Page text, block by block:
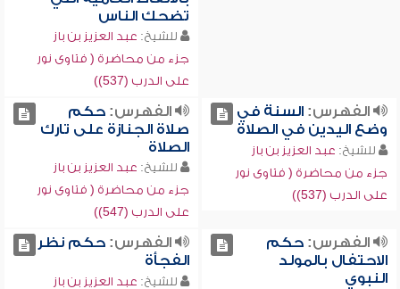
تضحك الناس
للشيخ: عبد العزيز بن باز
جزء من محاضرة ( فتاوى نور
على الدرب (537))
الفهرس:السنة في
وضع اليدين في الصلاة
للشيخ: عبد العزيز بن باز
جزء من محاضرة ( فتاوى نور
على الدرب (537))
الفهرس:حكم
صلاة الجنازة على تارك
الصلاة
للشيخ: عبد العزيز بن باز
جزء من محاضرة ( فتاوى نور
على الدرب (547))
الفهرس:حكم
الاحتفال بالمولد
النبوي
الفهرس:حكم نظر
الفجأة
للشيخ: عبد العزيز بن باز